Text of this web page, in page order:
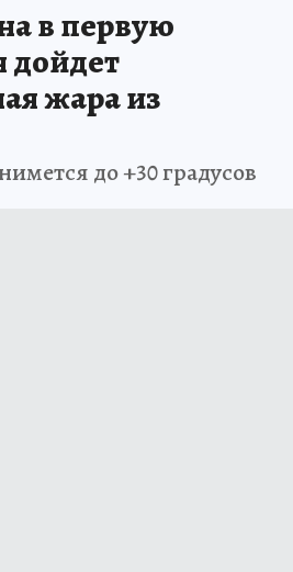
в первую
дойдет
жара из
до +30 градусов